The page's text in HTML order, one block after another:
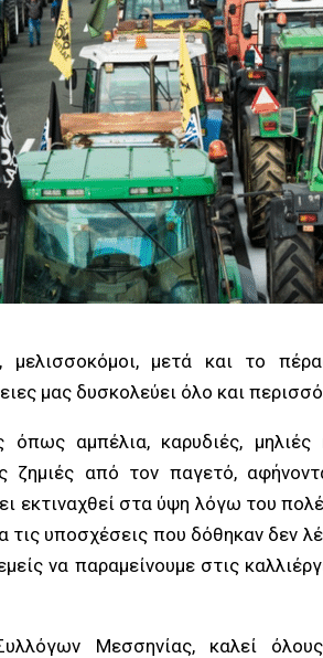
μελισσοκόμοι, μετά και το
μας δυσκολεύει όλο και
όπως αμπέλια, καρυδιές,
ζημιές από τον παγετό,
εκτιναχθεί στα ύψη λόγω του
υποσχέσεις που δόθηκαν δεν
να παραμείνουμε στις
Μεσσηνίας, καλεί